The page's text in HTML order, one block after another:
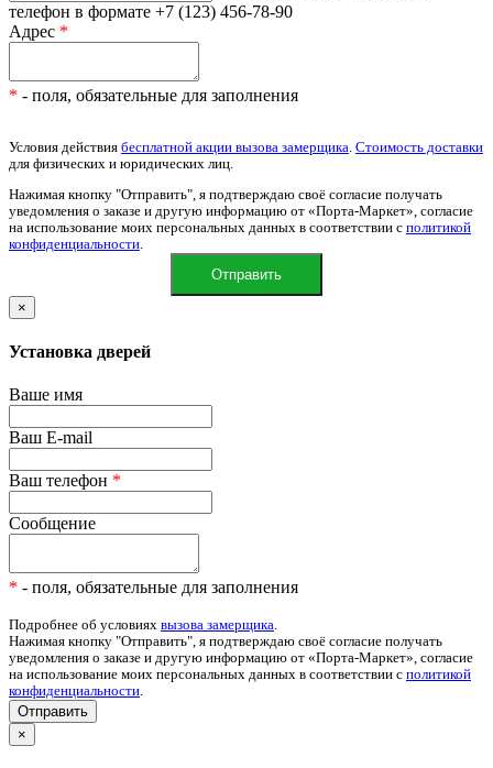
телефон в формате +7 (123) 456-78-90
Адрес *
* - поля, обязательные для заполнения
Условия действия бесплатной акции вызова замерщика Стоимость доставки
для физических и юридических лиц.
Нажимая кнопку "Отправить", я подтверждаю своё согласие получать
уведомления о заказе и другую информацию от «Порта-Маркет», согласие
на использование моих персональных данных в соответствии с политикой
конфиденциальности
×
Установка дверей
Ваше имя
Ваш E-mail
Ваш телефон *
Сообщение
* - поля, обязательные для заполнения
Подробнее об условиях вызова замерщика.
Нажимая кнопку "Отправить", я подтверждаю своё согласие получать
уведомления о заказе и другую информацию от «Порта-Маркет», согласие
на использование моих персональных данных в соответствии с политикой
конфиденциальности.
Отправить
×